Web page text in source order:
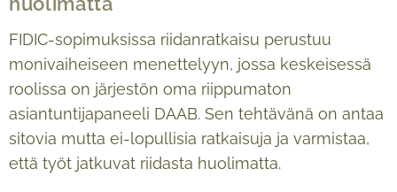
FIDIC-sopimuksissa riidanratkaisu perustuu
monivaiheiseen menettelyyn, jossa keskeisessä
roolissa on järjestön oma riippumaton
asiantuntijapaneeli DAAB. Sen tehtävänä on antaa
sitovia mutta ei-lopullisia ratkaisuja ja varmistaa,
että työt jatkuvat riidasta huolimatta.